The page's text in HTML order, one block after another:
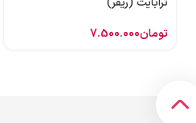
تومان7.500.000